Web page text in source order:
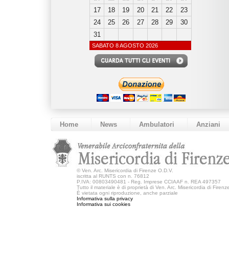
17
18 19 20 21 22
23
24
25 26 27 28 29
30
31
SABATO 8 AGOSTO 2026
Home News Ambulatori Anziani
© Ven. Arc. Misericordia di Firenze O.D.V.
iscritta al RUNTS con n. 76812
P.IVA: 00803490481 - Reg. Imprese CCIAAF n. REA 497357
Tutto il materiale è di proprietà di Ven. Arc. Misericordia di
È vietata ogni riproduzione, anche parziale
Informativa sulla privacy
Informativa sui cookies